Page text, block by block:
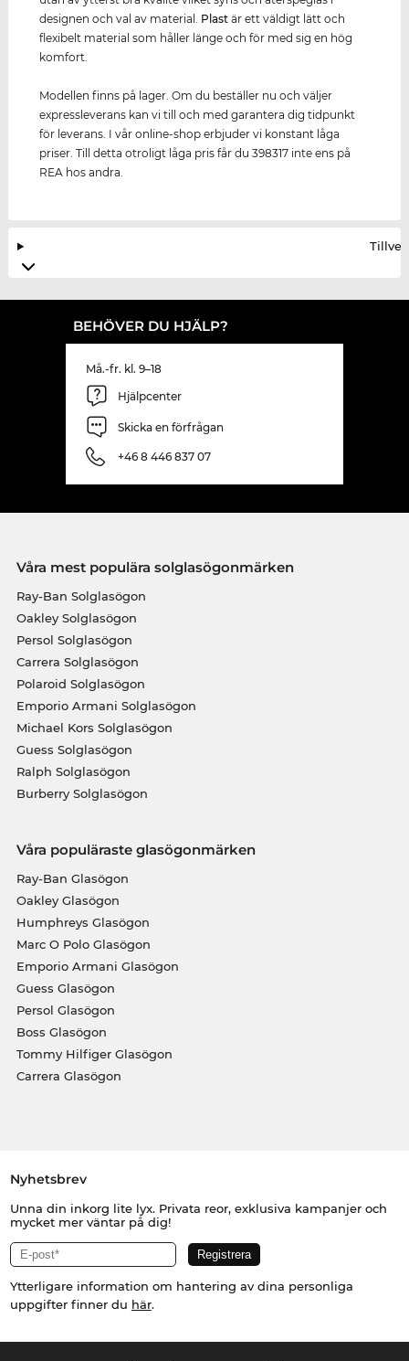
designen och val av material. Plast är ett väldigt lätt och
flexibelt material som håller länge och för med sig en hög
komfort.
Modellen finns på lager. Om du beställer nu och väljer
expressleverans kan vi till och med garantera dig tidpunkt
för leverans. I vår online-shop erbjuder vi konstant låga
priser. Till detta otroligt låga pris får du 398317 inte ens på
REA hos andra.
BEHÖVER DU HJÄLP?
Må.-fr. kl. 9–18
Hjälpcenter
Skicka en förfrågan
+46 8 446 837 07
Våra mest populära solglasögonmärken
Ray-Ban Solglasögon
Oakley Solglasögon
Persol Solglasögon
Carrera Solglasögon
Polaroid Solglasögon
Emporio Armani Solglasögon
Michael Kors Solglasögon
Guess Solglasögon
Ralph Solglasögon
Burberry Solglasögon
Våra populäraste glasögonmärken
Ray-Ban Glasögon
Oakley Glasögon
Humphreys Glasögon
Marc O Polo Glasögon
Emporio Armani Glasögon
Guess Glasögon
Persol Glasögon
Boss Glasögon
Tommy Hilfiger Glasögon
Carrera Glasögon
Nyhetsbrev
Unna din inkorg lite lyx. Privata reor, exklusiva kampanjer och
mycket mer väntar på dig!
Ytterligare information om hantering av dina personliga
uppgifter finner du här.